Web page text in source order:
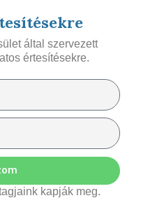
által szervezett
értesítésekre.
kapják meg.